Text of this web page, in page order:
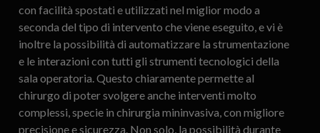
con facilità spostati e utilizzati nel miglior modo a
seconda del tipo di intervento che viene eseguito, e vi è
inoltre la possibilità di automatizzare la strumentazione
e le interazioni con tutti gli strumenti tecnologici della
sala operatoria. Questo chiaramente permette al
chirurgo di poter svolgere anche interventi molto
complessi, specie in chirurgia mininvasiva, con migliore
precisione e sicurezza. Non solo, la possibilità durante